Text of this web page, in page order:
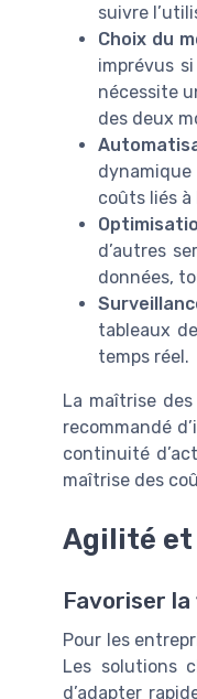
suivre
Choix du
imprévus
nécessite
des deux
coûts liés
d’autres
données,
tableaux
temps réel.
La maîtrise
recommandé
continuité
maîtrise des
Agilité
Favoriser
Pour les
Les solutions
d’adapter